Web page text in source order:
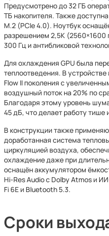
Предусмотрено до 32 ГБ
ТБ накопителя. Также
M.2 (PCIe 4.0). Ноутбук
разрешением 2,5K (2560×1600
300 Гц и антибликовой
Для охлаждения GPU была
теплоотведения. В
Flow II поколения с
воздушный поток на 20% по
Благодаря этому уровень
45 дБ, что делает работу тише
В конструкции также
доработанная система
циркуляцией воздуха,
охлаждение даже при
оснащён аккумулятором
Hi-Res Audio с Dolby Atmos и
Fi 6E и Bluetooth 5.3.
Сроки